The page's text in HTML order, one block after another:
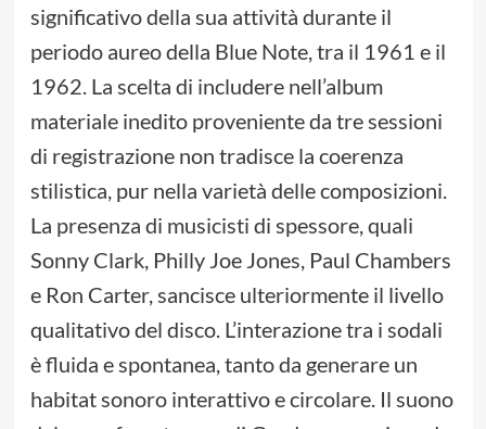
significativo della sua attività durante il
periodo aureo della Blue Note, tra il 1961 e il
1962. La scelta di includere nell’album
materiale inedito proveniente da tre sessioni
di registrazione non tradisce la coerenza
stilistica, pur nella varietà delle composizioni.
La presenza di musicisti di spessore, quali
Sonny Clark, Philly Joe Jones, Paul Chambers
e Ron Carter, sancisce ulteriormente il livello
qualitativo del disco. L’interazione tra i sodali
è fluida e spontanea, tanto da generare un
habitat sonoro interattivo e circolare. Il suono